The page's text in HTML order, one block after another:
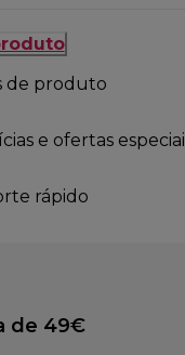
de produto
e ofertas
rápido
de 49€